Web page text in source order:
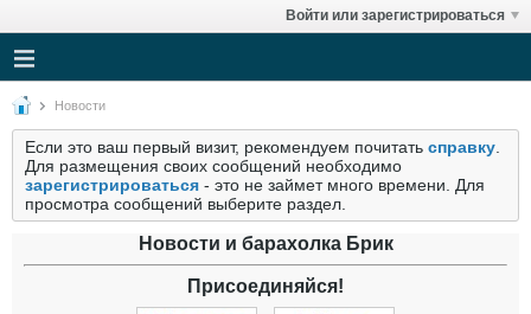
Войти или зарегистрироваться
Новости
Если это ваш первый визит, рекомендуем почитать справку
Для размещения своих сообщений необходимо
зарегистрироваться - это не займет много времени. Для
просмотра сообщений выберите раздел.
Новости и барахолка Брик
Присоединяйся!